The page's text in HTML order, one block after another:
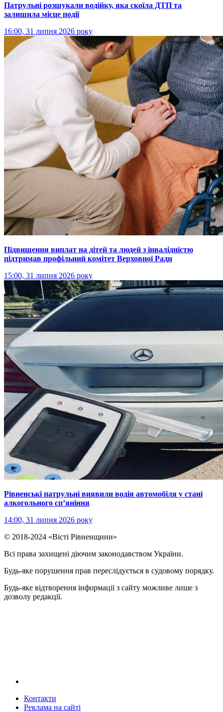
Патрульні розшукали водійку, яка скоїла ДТП та
залишила місце події
16:00, 31 липня 2026 року
Підвищення виплат на дітей та людей з інвалідністю
підтримав профільний комітет Верховної Ради
15:00, 31 липня 2026 року
Рівненські патрульні виявили водія автомобіля у стані
алкогольного сп’яніння
14:00, 31 липня 2026 року
© 2018-2024 «Вісті Рівненщини»
Всі права захищені діючим законодавством України.
Будь-яке порушення прав переслідується в судовому порядку.
Будь-яке відтворення інформації з сайту можливе лише з
дозволу редакції.
Контакти
Реклама на сайтi